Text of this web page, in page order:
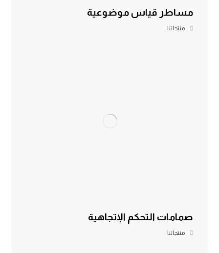
مساطر قياس موضوعية
منتجاتنا
صمامات التحكم الإتجاهية
منتجاتنا